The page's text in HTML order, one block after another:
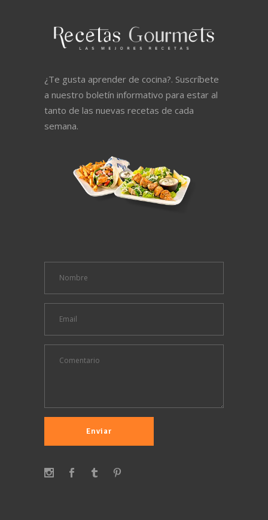
¿Te gusta aprender de cocina?. Suscríbete
a nuestro boletín informativo para estar al
tanto de las nuevas recetas de cada
semana.